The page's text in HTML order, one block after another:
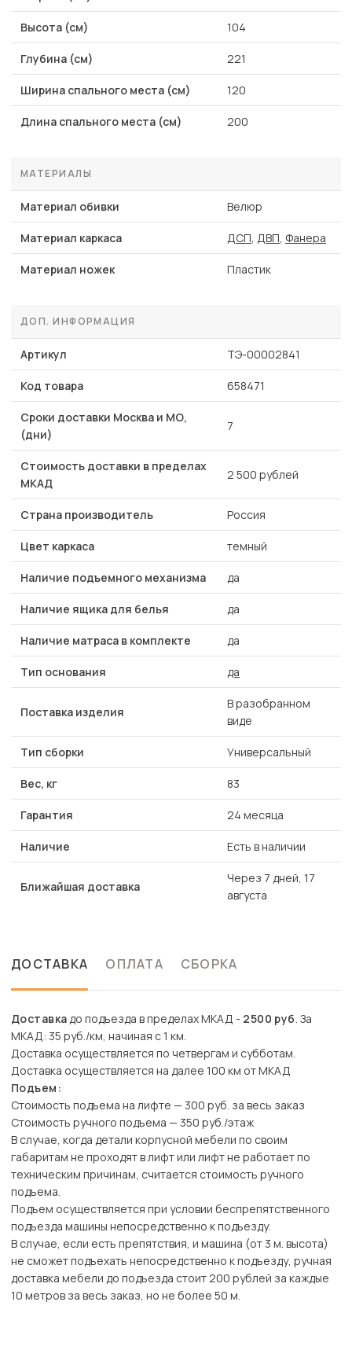
Высота (см) 104
Глубина (см) 221
Ширина спального места (см) 120
Длина спального места (см) 200
МАТЕРИАЛЫ
Материал обивки Велюр
Материал каркаса ДСП, ДВП, Фанера
Материал ножек Пластик
ДОП. ИНФОРМАЦИЯ
Артикул ТЭ-00002841
Код товара 658471
Сроки доставки Москва и МО,
(дни)
7
Стоимость доставки в пределах
МКАД
2 500 рублей
Страна производитель Россия
Цвет каркаса темный
Наличие подъемного механизма да
Наличие ящика для белья да
Наличие матраса в комплекте да
Тип основания да
Поставка изделия
В разобранном
виде
Тип сборки Универсальный
Вес, кг 83
Гарантия 24 месяца
Наличие Есть в наличии
Ближайшая доставка
Через 7 дней, 17
августа
ДОСТАВКА ОПЛАТА СБОРКА
Доставкадо подъезда в пределах МКАД - 2500 руб. За
МКАД: 35 руб./км, начиная с 1 км.
Доставка осуществляется по четвергам и субботам.
Доставка осуществляется на далее 100 км от МКАД
Подъем:
Стоимость подъема на лифте — 300 руб. за весь заказ
Стоимость ручного подъема — 350 руб./этаж
В случае, когда детали корпусной мебели по своим
габаритам не проходят в лифт или лифт не работает по
техническим причинам, считается стоимость ручного
подъема.
Подъем осуществляется при условии беспрепятственного
подъезда машины непосредственно к подъезду.
В случае, если есть препятствия, и машина (от 3 м. высота)
не сможет подъехать непосредственно к подъезду, ручная
доставка мебели до подъезда стоит 200 рублей за каждые
10 метров за весь заказ, но не более 50 м.